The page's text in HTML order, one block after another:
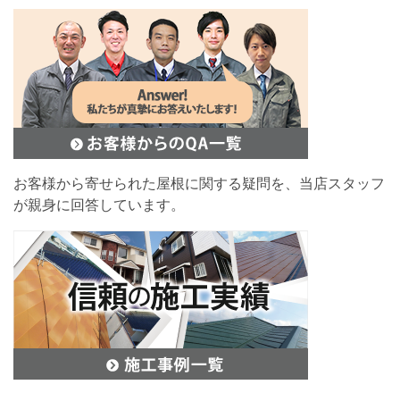
お客様から寄せられた屋根に関する疑問を、当店スタッフ
が親身に回答しています。